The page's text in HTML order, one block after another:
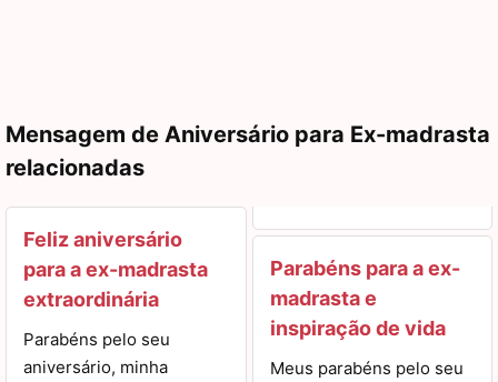
Mensagem de Aniversário para Ex-madrasta
relacionadas
Feliz aniversário
para a ex-madrasta
extraordinária
Parabéns pelo seu
aniversário, minha
Parabéns para a ex-
madrasta e
inspiração de vida
Meus parabéns pelo seu